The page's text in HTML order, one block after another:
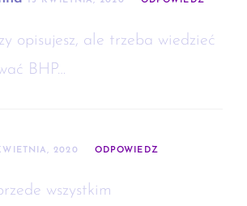
opisujesz, ale trzeba wiedzieć
BHP…
2020 ODPOWIEDZ
wszystkim